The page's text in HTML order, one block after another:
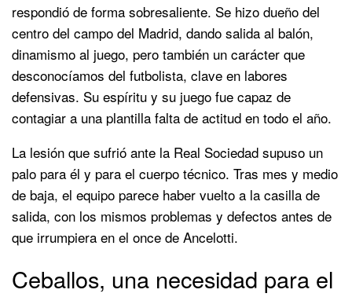
respondió de forma sobresaliente. Se hizo dueño del
centro del campo del Madrid, dando salida al balón,
dinamismo al juego, pero también un carácter que
desconocíamos del futbolista, clave en labores
defensivas. Su espíritu y su juego fue capaz de
contagiar a una plantilla falta de actitud en todo el año.
La lesión que sufrió ante la Real Sociedad supuso un
palo para él y para el cuerpo técnico. Tras mes y medio
de baja, el equipo parece haber vuelto a la casilla de
salida, con los mismos problemas y defectos antes de
que irrumpiera en el once de Ancelotti.
Ceballos, una necesidad para el